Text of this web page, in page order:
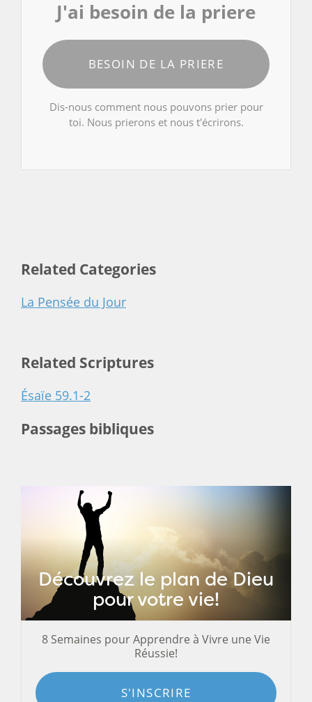
J'ai besoin de la priere
BESOIN DE LA PRIERE
Dis-nous comment nous pouvons prier pour
toi. Nous prierons et nous t'écrirons.
Related Categories
La Pensée du Jour
Related Scriptures
Ésaïe 59.1-2
Passages bibliques
Découvrez le plan de Dieu
pour votre vie!
8 Semaines pour Apprendre à Vivre une Vie
Réussie!
S'INSCRIRE